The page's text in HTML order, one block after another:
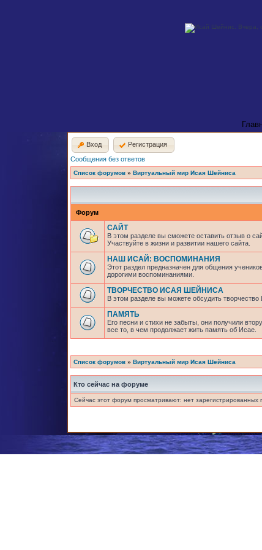
Вход Регистрация
Сообщения без ответов
Список форумов » Виртуальный мир Исая Шейниса
Форум
САЙТ
В этом разделе вы сможете оставить отзыв о
Участвуйте в жизни и развитии нашего сайта.
НАШ ИСАЙ: ВОСПОМИНАНИЯ
Этот раздел предназначен для общения
дорогими воспоминаниями.
ТВОРЧЕСТВО ИСАЯ ШЕЙНИСА
В этом разделе вы можете обсудить
ПАМЯТЬ
Его песни и стихи не забыты, они получили
все то, в чем продолжает жить память об Исае.
Список форумов » Виртуальный мир Исая Шейниса
Кто сейчас на форуме
Сейчас этот форум просматривают: нет зарегистрированных